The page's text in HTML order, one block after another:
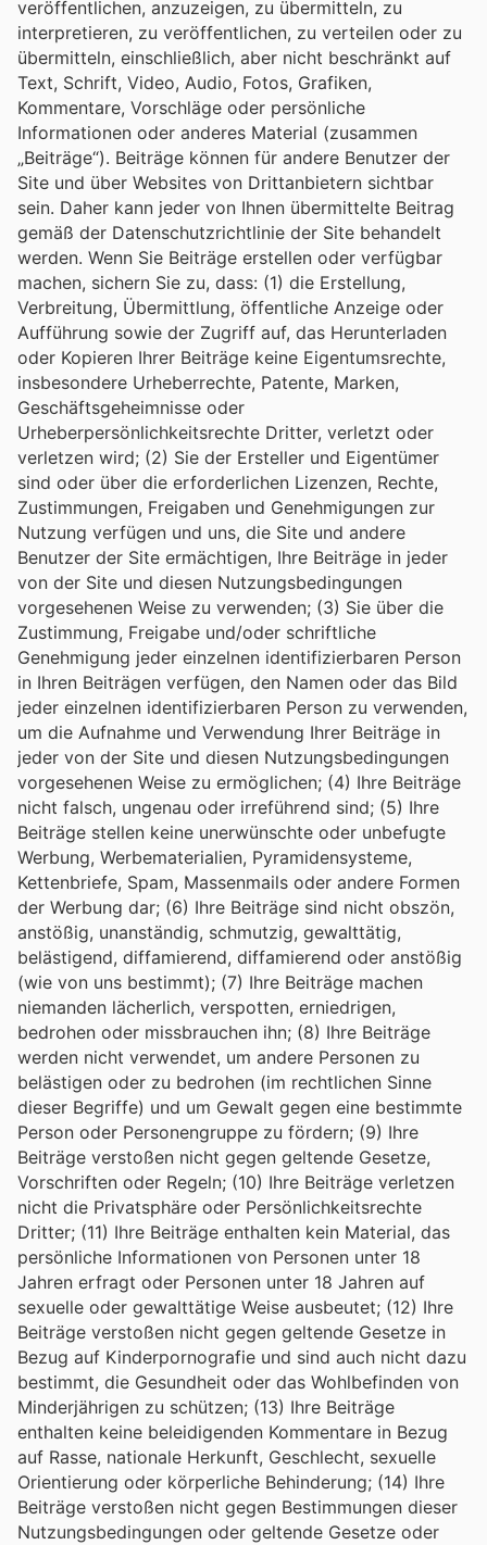
veröffentlichen, anzuzeigen, zu übermitteln, zu
interpretieren, zu veröffentlichen, zu verteilen oder zu
übermitteln, einschließlich, aber nicht beschränkt auf
Text, Schrift, Video, Audio, Fotos, Grafiken,
Kommentare, Vorschläge oder persönliche
Informationen oder anderes Material (zusammen
„Beiträge“). Beiträge können für andere Benutzer der
Site und über Websites von Drittanbietern sichtbar
sein. Daher kann jeder von Ihnen übermittelte Beitrag
gemäß der Datenschutzrichtlinie der Site behandelt
werden. Wenn Sie Beiträge erstellen oder verfügbar
machen, sichern Sie zu, dass: (1) die Erstellung,
Verbreitung, Übermittlung, öffentliche Anzeige oder
Aufführung sowie der Zugriff auf, das Herunterladen
oder Kopieren Ihrer Beiträge keine Eigentumsrechte,
insbesondere Urheberrechte, Patente, Marken,
Geschäftsgeheimnisse oder
Urheberpersönlichkeitsrechte Dritter, verletzt oder
verletzen wird; (2) Sie der Ersteller und Eigentümer
sind oder über die erforderlichen Lizenzen, Rechte,
Zustimmungen, Freigaben und Genehmigungen zur
Nutzung verfügen und uns, die Site und andere
Benutzer der Site ermächtigen, Ihre Beiträge in jeder
von der Site und diesen Nutzungsbedingungen
vorgesehenen Weise zu verwenden; (3) Sie über die
Zustimmung, Freigabe und/oder schriftliche
Genehmigung jeder einzelnen identifizierbaren Person
in Ihren Beiträgen verfügen, den Namen oder das Bild
jeder einzelnen identifizierbaren Person zu verwenden,
um die Aufnahme und Verwendung Ihrer Beiträge in
jeder von der Site und diesen Nutzungsbedingungen
vorgesehenen Weise zu ermöglichen; (4) Ihre Beiträge
nicht falsch, ungenau oder irreführend sind; (5) Ihre
Beiträge stellen keine unerwünschte oder unbefugte
Werbung, Werbematerialien, Pyramidensysteme,
Kettenbriefe, Spam, Massenmails oder andere Formen
der Werbung dar; (6) Ihre Beiträge sind nicht obszön,
anstößig, unanständig, schmutzig, gewalttätig,
belästigend, diffamierend, diffamierend oder anstößig
(wie von uns bestimmt); (7) Ihre Beiträge machen
niemanden lächerlich, verspotten, erniedrigen,
bedrohen oder missbrauchen ihn; (8) Ihre Beiträge
werden nicht verwendet, um andere Personen zu
belästigen oder zu bedrohen (im rechtlichen Sinne
dieser Begriffe) und um Gewalt gegen eine bestimmte
Person oder Personengruppe zu fördern; (9) Ihre
Beiträge verstoßen nicht gegen geltende Gesetze,
Vorschriften oder Regeln; (10) Ihre Beiträge verletzen
nicht die Privatsphäre oder Persönlichkeitsrechte
Dritter; (11) Ihre Beiträge enthalten kein Material, das
persönliche Informationen von Personen unter 18
Jahren erfragt oder Personen unter 18 Jahren auf
sexuelle oder gewalttätige Weise ausbeutet; (12) Ihre
Beiträge verstoßen nicht gegen geltende Gesetze in
Bezug auf Kinderpornografie und sind auch nicht dazu
bestimmt, die Gesundheit oder das Wohlbefinden von
Minderjährigen zu schützen; (13) Ihre Beiträge
enthalten keine beleidigenden Kommentare in Bezug
auf Rasse, nationale Herkunft, Geschlecht, sexuelle
Orientierung oder körperliche Behinderung; (14) Ihre
Beiträge verstoßen nicht gegen Bestimmungen dieser
Nutzungsbedingungen oder geltende Gesetze oder